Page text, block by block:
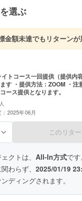
選ぶ
金額未達でもリターン
トコース一回提供（提供内
す ・提供方法：ZOOM ・
コース提供となりま
致しかねます。 ・有効期限
2025年06月
このリタ
クトは、 All-In方式です。
わらず、 2025/01/19
ディングされます。